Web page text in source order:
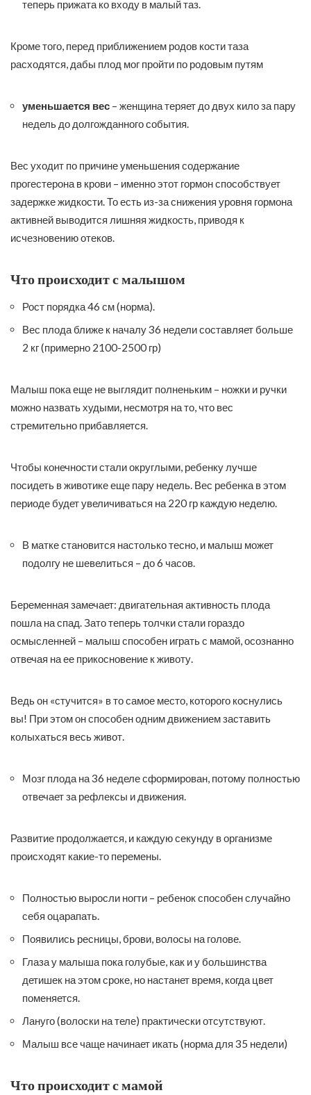
теперь прижата ко входу в малый таз.
Кроме того, перед приближением родов кости таза
расходятся, дабы плод мог пройти по родовым путям
уменьшается вес – женщина теряет до двух кило за пару
недель до долгожданного события.
Вес уходит по причине уменьшения содержание
прогестерона в крови – именно этот гормон способствует
задержке жидкости. То есть из-за снижения уровня гормона
активней выводится лишняя жидкость, приводя к
исчезновению отеков.
Что происходит с малышом
Рост порядка 46 см (норма).
Вес плода ближе к началу 36 недели составляет больше
2 кг (примерно 2100-2500 гр)
Малыш пока еще не выглядит полненьким – ножки и ручки
можно назвать худыми, несмотря на то, что вес
стремительно прибавляется.
Чтобы конечности стали округлыми, ребенку лучше
посидеть в животике еще пару недель. Вес ребенка в этом
периоде будет увеличиваться на 220 гр каждую неделю.
В матке становится настолько тесно, и малыш может
подолгу не шевелиться – до 6 часов.
Беременная замечает: двигательная активность плода
пошла на спад. Зато теперь толчки стали гораздо
осмысленней – малыш способен играть с мамой, осознанно
отвечая на ее прикосновение к животу.
Ведь он «стучится» в то самое место, которого коснулись
вы! При этом он способен одним движением заставить
колыхаться весь живот.
Мозг плода на 36 неделе сформирован, потому полностью
отвечает за рефлексы и движения.
Развитие продолжается, и каждую секунду в организме
происходят какие-то перемены.
Полностью выросли ногти – ребенок способен случайно
себя оцарапать.
Появились ресницы, брови, волосы на голове.
Глаза у малыша пока голубые, как и у большинства
детишек на этом сроке, но настанет время, когда цвет
поменяется.
Лануго (волоски на теле) практически отсутствуют.
Малыш все чаще начинает икать (норма для 35 недели)
Что происходит с мамой